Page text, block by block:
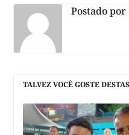
Postado por
TALVEZ VOCÊ GOSTE